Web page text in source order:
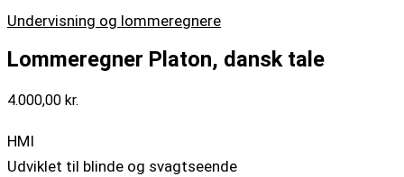
Undervisning og lommeregnere
Lommeregner Platon, dansk tale
4.000,00 kr.
HMI
Udviklet til blinde og svagtseende